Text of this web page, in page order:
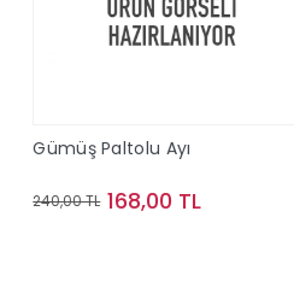
Gümüş Paltolu Ayı
240,00 TL 168,00 TL